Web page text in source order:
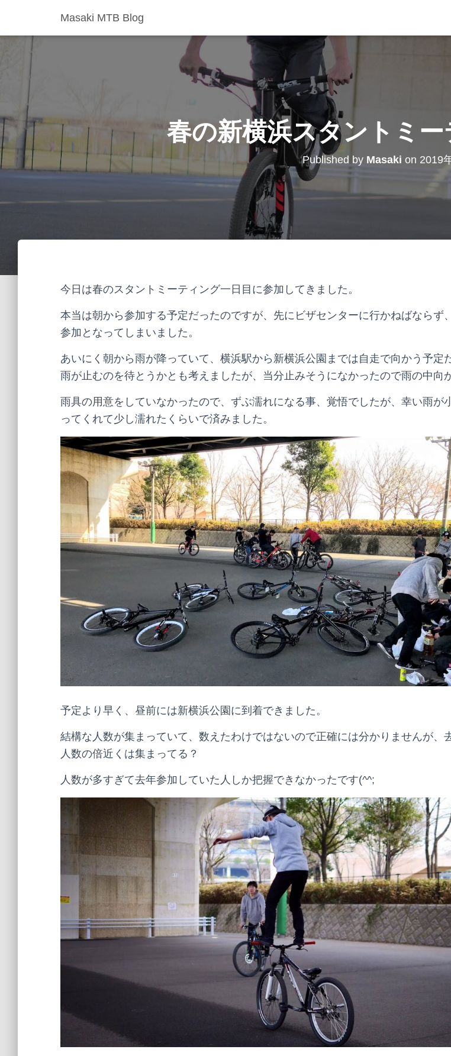
Masaki MTB Blog
春の新横浜スタントミ
Published by Masaki on 2019
今日は春のスタントミーティング一日目に参加してきました。
本当は朝から参加する予定だったのですが、先にビザセンターに行かねばならず
参加となってしまいました。
あいにく朝から雨が降っていて、横浜駅から新横浜公園までは自走で向かう予定
雨が止むのを待とうかとも考えましたが、当分止みそうになかったので雨の中向
雨具の用意をしていなかったので、ずぶ濡れになる事、覚悟でしたが、幸い雨が
ってくれて少し濡れたくらいで済みました。
予定より早く、昼前には新横浜公園に到着できました。
結構な人数が集まっていて、数えたわけではないので正確には分かりませんが、
人数の倍近くは集まってる？
人数が多すぎて去年参加していた人しか把握できなかったです(^^;